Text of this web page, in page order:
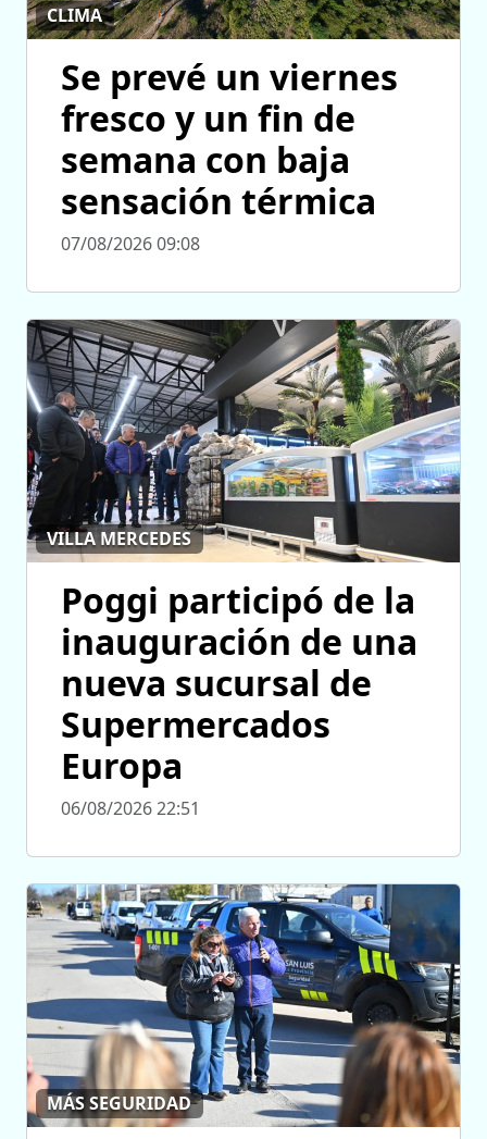
CLIMA
Se prevé un viernes
fresco y un fin de
semana con baja
sensación térmica
07/08/2026 09:08
VILLA MERCEDES
Poggi participó de la
inauguración de una
nueva sucursal de
Supermercados
Europa
06/08/2026 22:51
MÁS SEGURIDAD